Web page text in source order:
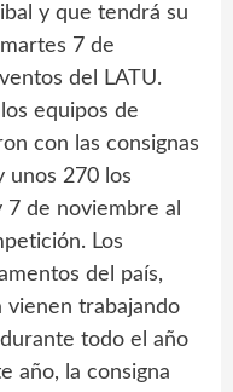
y que tendrá su
7 de
del LATU.
equipos de
con las consignas
unos 270 los
de noviembre al
Los
del país,
vienen trabajando
todo el año
año, la consigna